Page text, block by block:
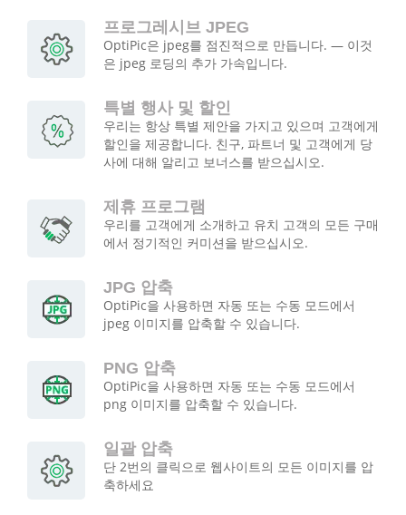
프로그레시브 JPEG
OptiPic은 jpeg를 점진적으로 만듭니다. — 이것
은 jpeg 로딩의 추가 가속입니다.
특별 행사 및 할인
우리는 항상 특별 제안을 가지고 있으며 고객에게
할인을 제공합니다. 친구, 파트너 및 고객에게 당
사에 대해 알리고 보너스를 받으십시오.
제휴 프로그램
우리를 고객에게 소개하고 유치 고객의 모든 구매
에서 정기적인 커미션을 받으십시오.
JPG 압축
OptiPic을 사용하면 자동 또는 수동 모드에서
jpeg 이미지를 압축할 수 있습니다.
PNG 압축
OptiPic을 사용하면 자동 또는 수동 모드에서
png 이미지를 압축할 수 있습니다.
일괄 압축
단 2번의 클릭으로 웹사이트의 모든 이미지를 압
축하세요